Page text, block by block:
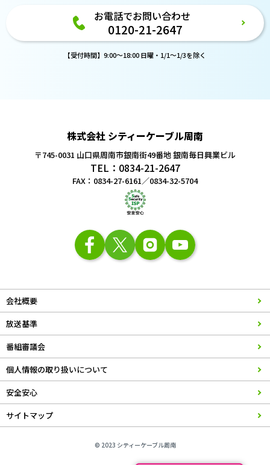
お電話でお問い合わせ
0120-21-2647
【受付時間】9:00～18:00 日曜・1/1～1/3を除く
株式会社 シティーケーブル周南
〒745-0031 山口県周南市銀南街49番地銀南毎日興業ビル
TEL：0834-21-2647
FAX：0834-27-6161／0834-32-5704
会社概要
放送基準
番組審議会
個人情報の取り扱いについて
安全安心
サイトマップ
© 2023 シティーケーブル周南